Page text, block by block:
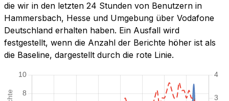
die wir in den letzten 24 Stunden von Benutzern in
Hammersbach, Hesse und Umgebung über Vodafone
Deutschland erhalten haben. Ein Ausfall wird
festgestellt, wenn die Anzahl der Berichte höher ist als
die Baseline, dargestellt durch die rote Linie.